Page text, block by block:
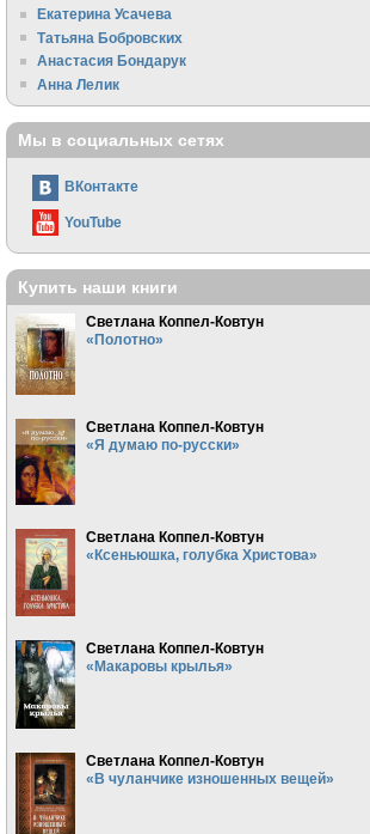
Екатерина Усачева
Татьяна Бобровских
Анастасия Бондарук
Анна Лелик
Мы в социальных сетях
ВКонтакте
YouTube
Купить наши книги
Светлана Коппел-Ковтун
«Полотно»
Светлана Коппел-Ковтун
«Я думаю по-русски»
Светлана Коппел-Ковтун
«Ксеньюшка, голубка Христова»
Светлана Коппел-Ковтун
«Макаровы крылья»
Светлана Коппел-Ковтун
«В чуланчике изношенных вещей»